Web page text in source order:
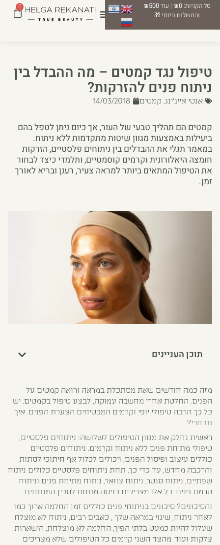
סל הקניות:₪0 | עוד₪500
והמשלוח חינם! 🎁
0
טיפול נגד קמטים – מה ההבדל בין
ניתוח פנים להזרקות?
אנטי אייג'ינג, קמטים 14/03/2018
קמטים הם תהליך טבעי של העור, אך כיום ניתן לטפל בהם
ביעילות באמצעות מגוון שיטות מתקדמות ללא ניתוח.
במאמר תגלי את ההבדלים בין ניתוחים פלסטיים, הזרקות
חומצה היאלורונית וקרמים קוסמטיים, ותלמדי כיצד לבחור
את הטיפול המתאים ביותר למראה צעיר, רענן ובריא לאורך
זמן.
תוכן העניינים
מזה כמה חודשים שאת מסתכלת במראה ורואה קמטים על
הפנים. החלטת אחרי מחשבה עמוקה, לבצע טיפול בקמטים. יש
כל כך הרבה טיפולי יופי וקרמים המבטיחים הצערת הפנים. איך
תבחרי?
ראשית נחלק את מגוון הטיפולים לשלושה: ניתוחים פלסטיים,
טיפולי מתיחת פנים ללא ניתוח וקרמים. ניתוחים פלסטיים
כוללים עיצוב ופיסול הפנים, ויכולים לכלול אף חיתוכי לסתות
והרכבה מחדש, עד כדי כך. תחת ניתוחים פלסטיים כלולים ניתוח
שפתיים, ניתוח סנטר, ניתוח צוואר, ניתוח מתיחת פנים וניתוח
הרמת פנים. כל אלו מצריכים כניסה מתחת לסכין המנתחים.
והסיכונים? סיכונים בניתוחי פנים כוללים זמן החלמה ארוך כמו
לאחר ניתוח, שינוי במראה שלך , כאבים רבים, ניתוח לא מוצלח
שעלול להיות כמעט בלתי הפיך, החלמה לא מוצלחת, הישארות
צלקות ועוד. מהצד השני קיימים כל הטיפולים שלא מצריכים